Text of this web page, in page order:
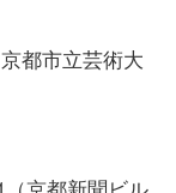
市立芸術大